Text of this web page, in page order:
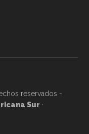
reservados -
Sur ·